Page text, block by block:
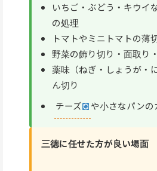
いちご・ぶどう・キウイ
の処理
トマトやミニトマトの薄
野菜の飾り切り・面取り
薬味（ねぎ・しょうが・
ん切り
チーズ
や小さなパンの
三徳に任せた方が良い場面